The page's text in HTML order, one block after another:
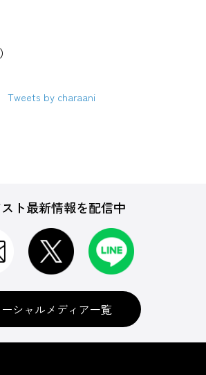
Tweets by charaani
ト最新情報を配信中
ーシャルメディア一覧